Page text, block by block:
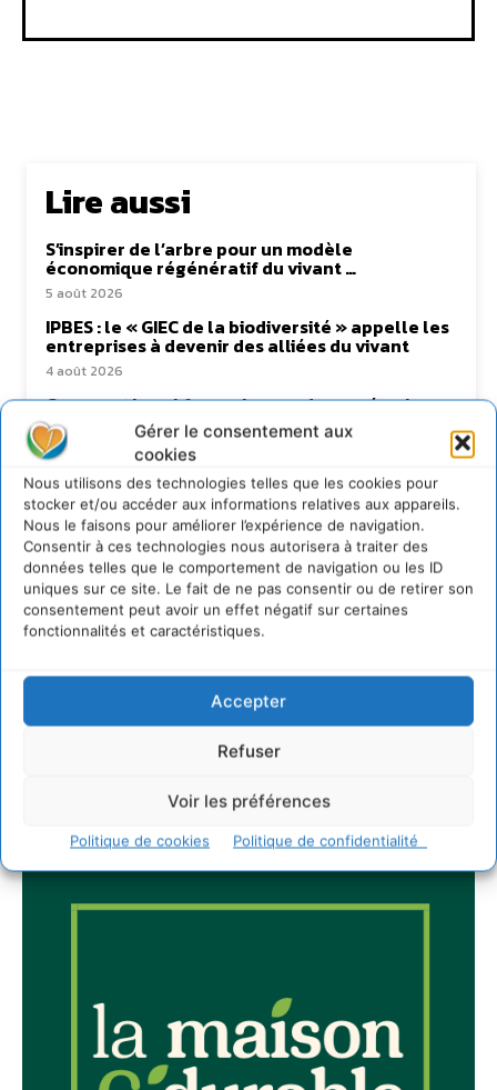
Gérer le consentement aux
cookies
Nous utilisons des technologies telles que les cookies pour
stocker et/ou accéder aux informations relatives aux appareils.
Nous le faisons pour améliorer l’expérience de navigation.
Consentir à ces technologies nous autorisera à traiter des
données telles que le comportement de navigation ou les ID
uniques sur ce site. Le fait de ne pas consentir ou de retirer son
consentement peut avoir un effet négatif sur certaines
fonctionnalités et caractéristiques.
Accepter
Refuser
Voir les préférences
Politique de cookies Politique de confidentialité
Lire aussi
S’inspirer de l’arbre pour un modèle
économique régénératif du vivant …
5 août 2026
IPBES : le « GIEC de la biodiversité » appelle les
entreprises à devenir des alliées du vivant
4 août 2026
Comment le sol français a perdu sa mémoire
hydrique et déréglé tout le territoire (2020-
2026)
Permaculture, la Voie de l’Autonomie
30 juillet 2026
Newsletter